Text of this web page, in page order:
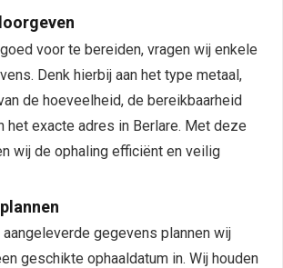
voor te bereiden, vragen wij enkele
Denk hierbij aan het type metaal,
de hoeveelheid, de bereikbaarheid
het exacte adres in Berlare. Met deze
wij de ophaling efficiënt en veilig
gegevens plannen wij
geschikte ophaaldatum in. Wij houden